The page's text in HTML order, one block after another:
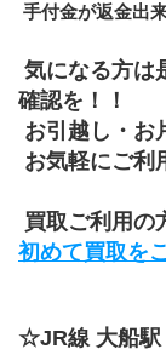
手付金が返金出
確認を！！
お引越し・お
お気軽にご利
買取ご利用の
初めて買取を
☆JR線 大船駅